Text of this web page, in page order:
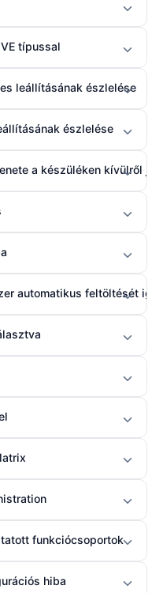
típussal
leállításának észlelése
észlelése
a készüléken kívülről
automatikus feltöltését
funkciócsoportok
hiba